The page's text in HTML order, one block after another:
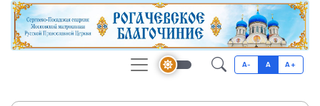
A- A A+